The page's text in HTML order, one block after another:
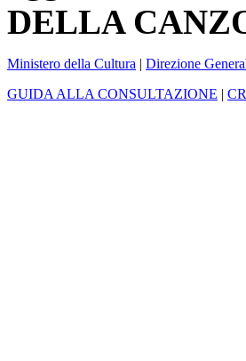
DELLA
Ministero della Cultura | Direzione
GUIDA ALLA CONSULTAZIONE |